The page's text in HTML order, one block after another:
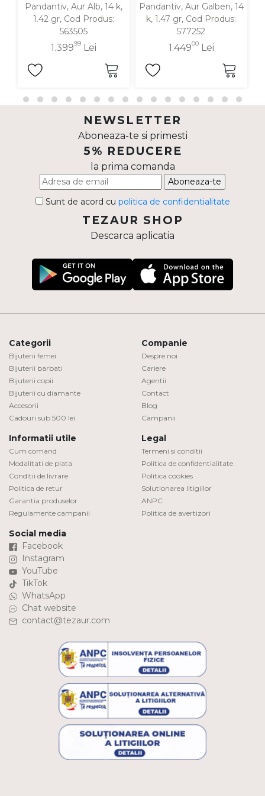
Pandantiv, Aur Alb, 14 k,
1.42 gr, Cod Produs:
563505
1.39999Lei
Pandantiv, Aur Galben, 14
k, 1.47 gr, Cod Produs:
577252
1.44900Lei
NEWSLETTER
Aboneaza-te si primesti
5% REDUCERE
la prima comanda
Aboneaza-te
Sunt de acord cu politica de confidentialitate
TEZAUR SHOP
Descarca aplicatia
Categorii
Bijuterii femei
Bijuterii barbati
Bijuterii copii
Bijuterii cu diamante
Accesorii
Cadouri sub 500 lei
Companie
Despre noi
Cariere
Agentii
Contact
Blog
Campanii
Informatii utile
Cum comand
Modalitati de plata
Conditii de livrare
Politica de retur
Garantia produselor
Regulamente campanii
Legal
Termeni si conditii
Politica de confidentialitate
Politica cookies
Solutionarea litigiilor
ANPC
Politica de avertizori
Social media
Facebook
Instagram
YouTube
TikTok
WhatsApp
Chat website
contact@tezaur.com